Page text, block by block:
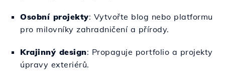
Osobní projekty: Vytvořte blog nebo platformu
pro milovníky zahradničení a přírody.
Krajinný design: Propaguje portfolio a projekty
úpravy exteriérů.